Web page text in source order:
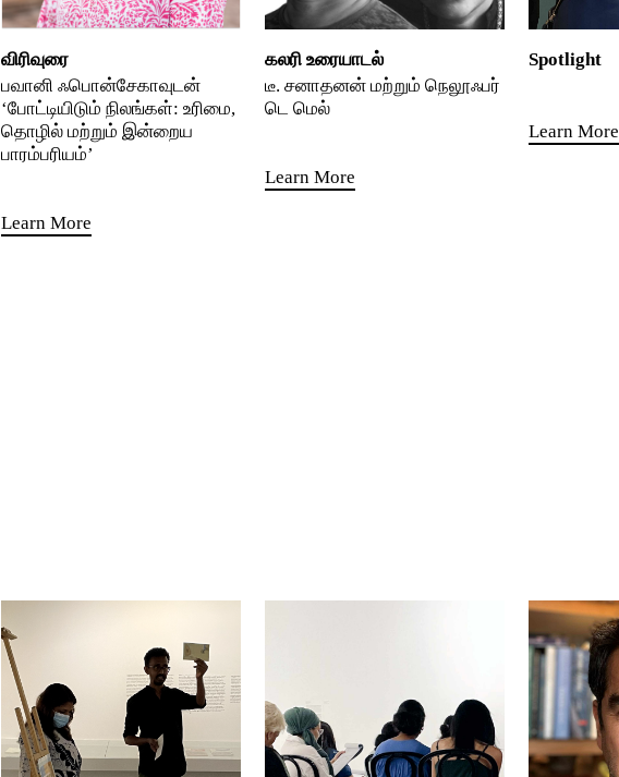
விரிவுரை
பவானி ஃபொன்சேகாவுடன்
‘போட்டியிடும் நிலங்கள்: உரிமை,
தொழில் மற்றும் இன்றைய
பாரம்பரியம்’
Learn More
கலரி உரையாடல்
டீ. சனாதனன் மற்றும் நெலூஃபர்
டெ மெல்
Learn More
Spotlight
Learn More